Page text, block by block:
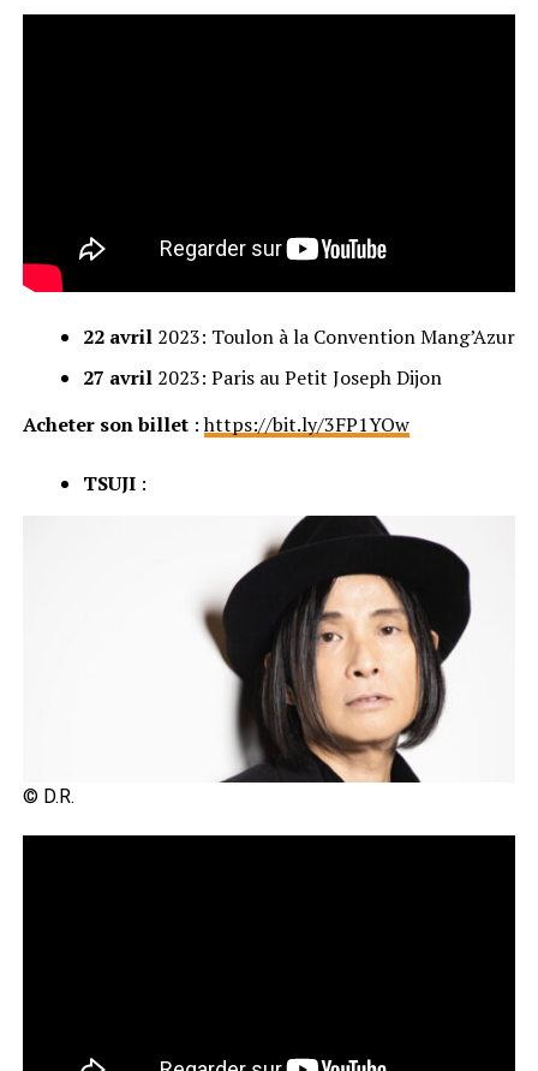
22 avril 2023: Toulon à la Convention Mang’Azur
27 avril 2023: Paris au Petit Joseph Dijon
Acheter son billet:https://bit.ly/3FP1YOw
TSUJI:
© D.R.